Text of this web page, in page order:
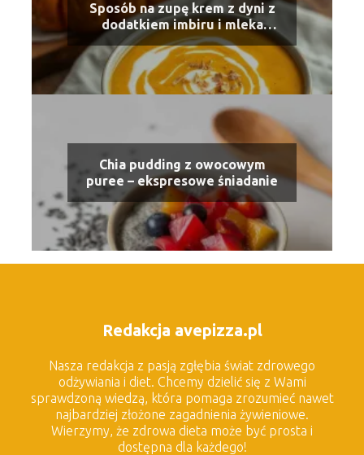
Sposób na zupę krem z dyni z
dodatkiem imbiru i mleka
kokosowego
Chia pudding z owocowym
puree – ekspresowe śniadanie
Redakcja avepizza.pl
Nasza redakcja z pasją zgłębia świat zdrowego
odżywiania i diet. Chcemy dzielić się z Wami
sprawdzoną wiedzą, która pomaga zrozumieć nawet
najbardziej złożone zagadnienia żywieniowe.
Wierzymy, że zdrowa dieta może być prosta i
dostępna dla każdego!